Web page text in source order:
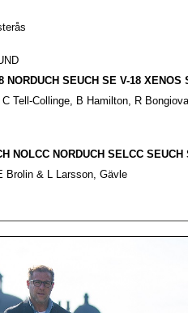
NORDUCH SEUCH SE V-18 XENOS
Tell-Collinge, B Hamilton, R
NOLCC NORDUCH SELCC SEUCH
Brolin & L Larsson, Gävle